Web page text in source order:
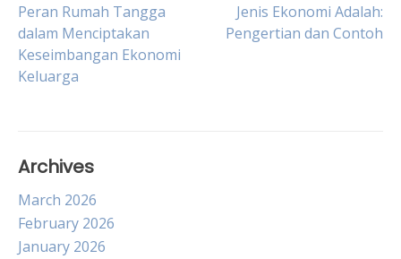
Post
navigation
Peran Rumah Tangga
dalam Menciptakan
Keseimbangan Ekonomi
Keluarga
Jenis Ekonomi Adalah:
Pengertian dan Contoh
Archives
March 2026
February 2026
January 2026